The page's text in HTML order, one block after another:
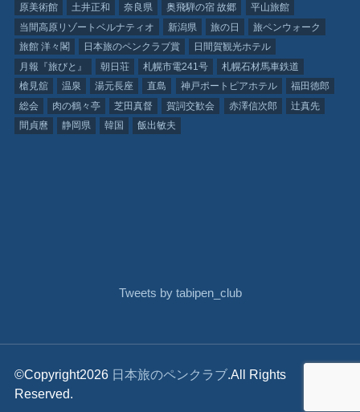
原美術館
土井正和 奈良県 奥飛騨の宿 故郷
平山旅館
当間高原リゾートベルナティオ
新潟県 旅の日
旅ペンウォーク
旅館 洋々閣
日本旅のペンクラブ賞
日間賀観光ホテル
月報『旅びと』
朝日荘 札幌市電241号
札幌石材馬車鉄道
槍見舘
温泉 湯元長座 直島 神戸ポートピアホテル
福田徳郎
総会
肉の鶴々亭 芝田真督 賀詞交歓会 赤澤信次郎
辻真先
間貞麿
静岡県 韓国 飯出敏夫
Tweets by tabipen_club
©Copyright2026 日本旅のペンクラブ.All Rights
Reserved.